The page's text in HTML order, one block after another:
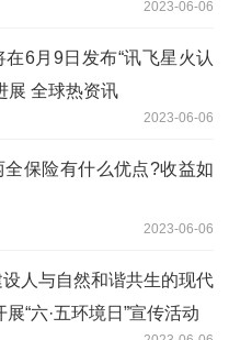
2023-06-06
6月9日发布“讯飞星火认
展 全球热资讯
2023-06-06
全保险有什么优点?收益如
2023-06-06
人与自然和谐共生的现代
“六·五环境日”宣传活动